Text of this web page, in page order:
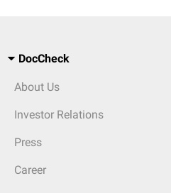
DocCheck
About Us
Investor Relations
Press
Career